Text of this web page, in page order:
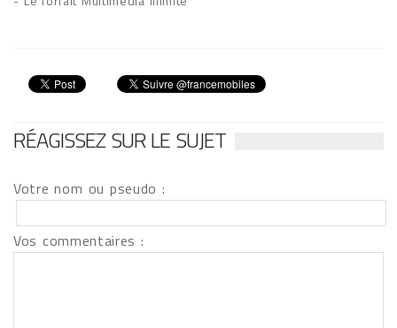
RÉAGISSEZ SUR LE SUJET
Votre nom ou pseudo :
Vos commentaires :